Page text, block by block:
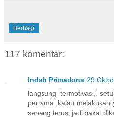
Berbagi
117 komentar:
Indah Primadona 29
langsung termotivasi,
pertama, kalau melakukan
senang terus, jadi bakal